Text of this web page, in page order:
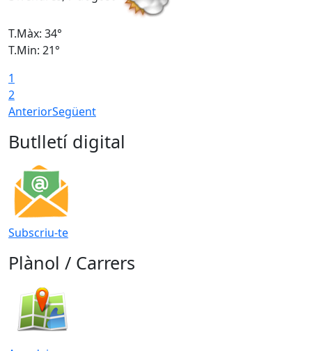
T.Màx: 34°
T.Min: 21°
1
2
AnteriorSegüent
Butlletí digital
Subscriu-te
Plànol / Carrers